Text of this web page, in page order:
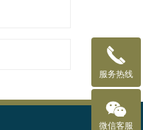
服务热线
微信客服